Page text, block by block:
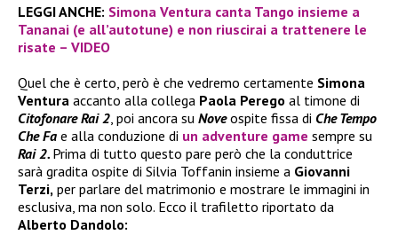
LEGGI ANCHE: Simona Ventura canta Tango insieme a
Tananai (e all’autotune) e non riuscirai a trattenere le
risate – VIDEO
Quel che è certo, però è che vedremo certamente Simona
Ventura accanto alla collega Paola Perego al timone di
Citofonare Rai 2, poi ancora su Noveospite fissa di Che Tempo
Che Fa e alla conduzione di un adventure game sempre su
Rai 2. Prima di tutto questo pare però che la conduttrice
sarà gradita ospite di Silvia Toffanin insieme a Giovanni
Terzi, per parlare del matrimonio e mostrare le immagini in
esclusiva, ma non solo. Ecco il trafiletto riportato da
Alberto Dandolo: